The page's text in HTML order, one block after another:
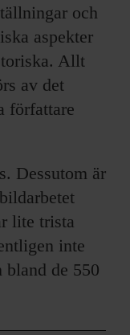
och
aspekter
Allt
av det
författare
Dessutom är
lite trista
inte
bland de 550